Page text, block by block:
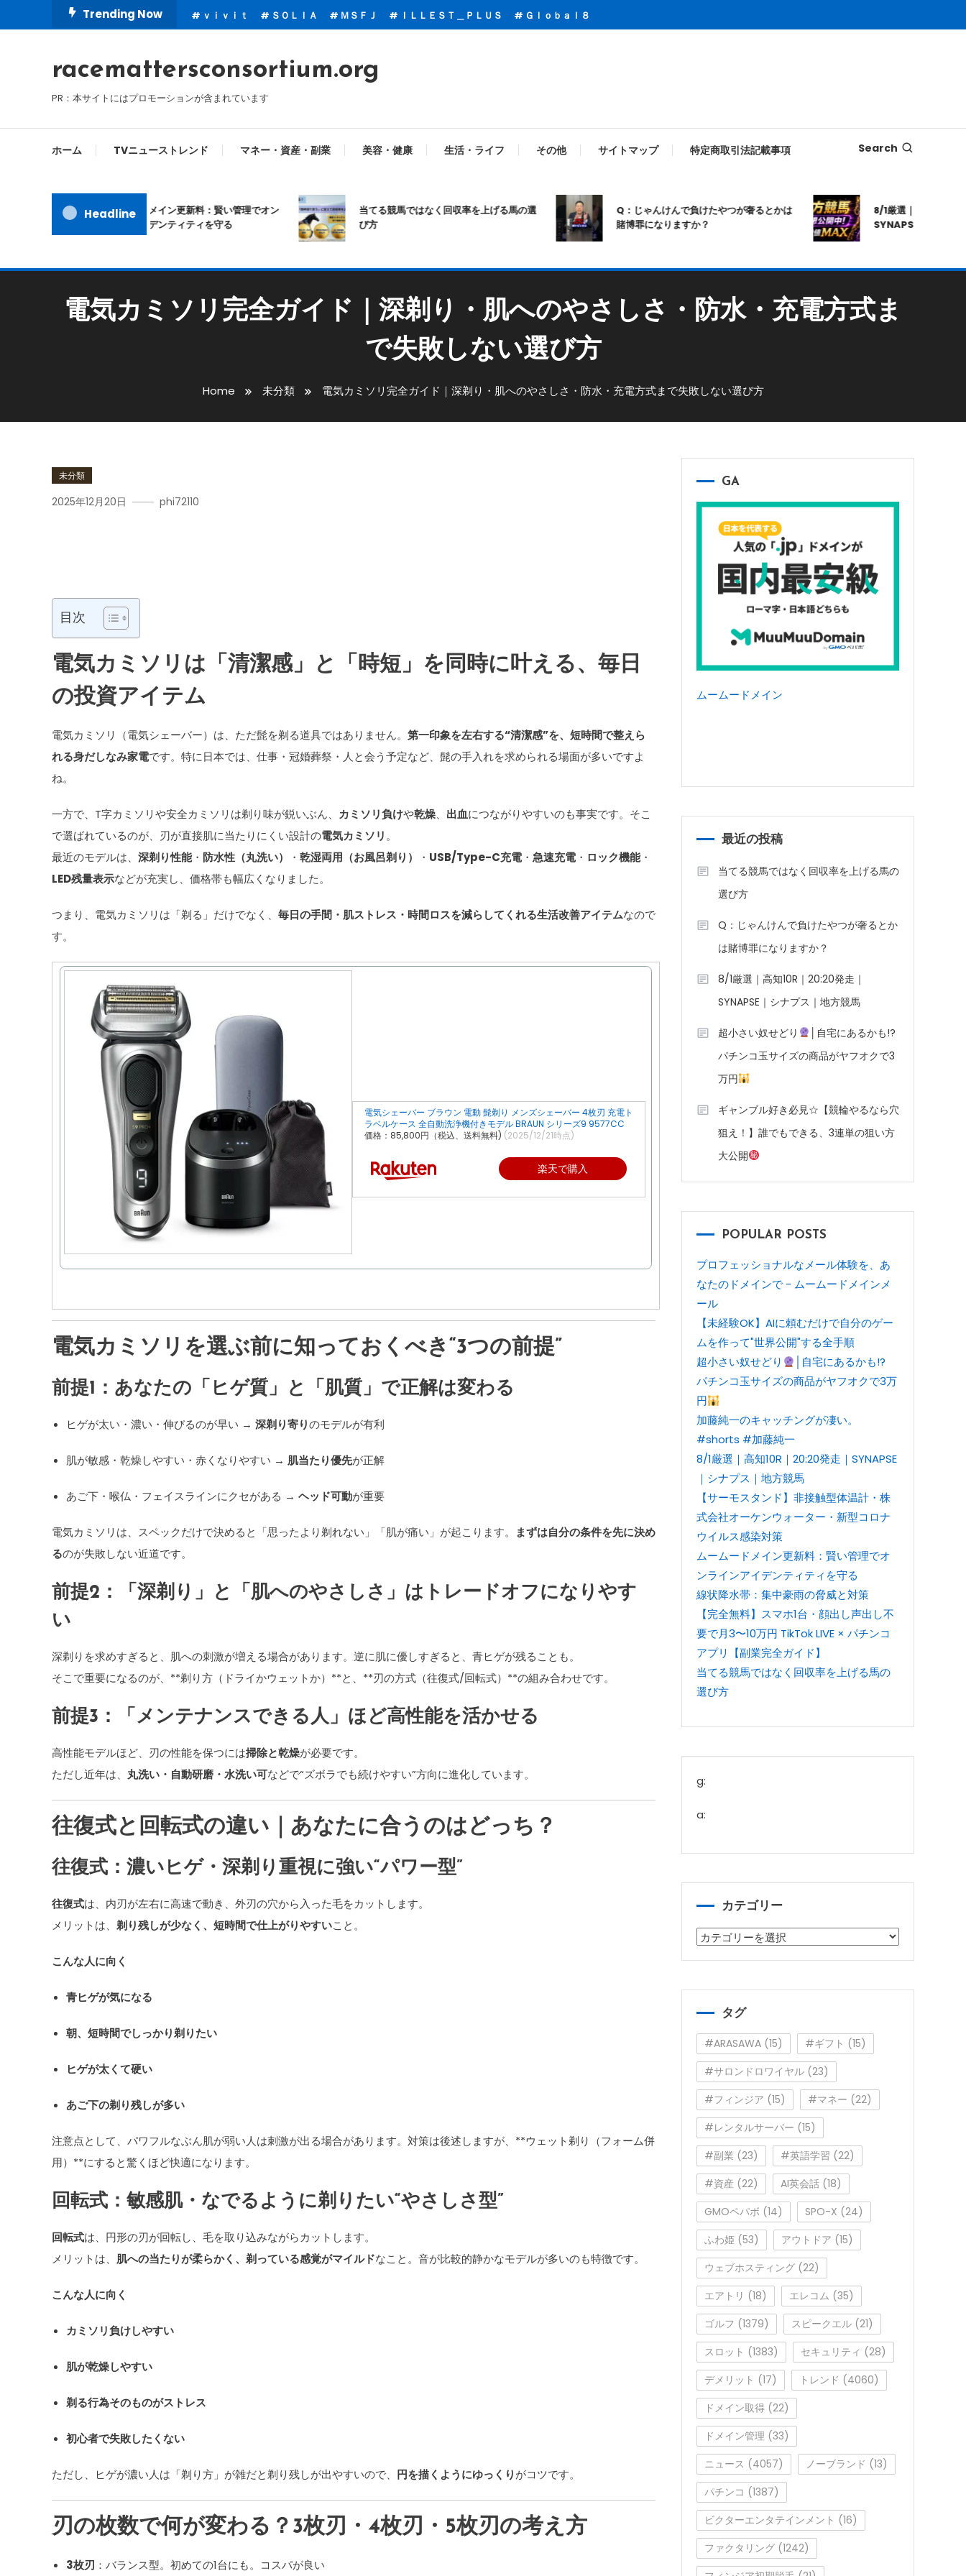
To
Trending Now ｖｉｖｉｔ ＳＯＬＩＡ ＭＳＦＪ ＩＬＬＥＳＴ＿ＰＬＵＳ Ｇｌｏｂａｌ８
racemattersconsortium.org
PR：本サイトにはプロモーションが含まれています
ホーム TVニューストレンド マネー・資産・副業 美容・健康 生活・ライフ その他 サイトマップ 特定商取引法記載事項 Search
Headline
ムームードメイン更新料：賢い管理でオン
ラインアイデンティティを守る
当てる競馬ではなく回収率を上げる馬の選
び方
Q：じゃんけんで負けたやつが奢るとかは
賭博罪になりますか？
8/1厳選｜高知10R｜20:20
SYNAPSE｜シナプス｜地
電気カミソリ完全ガイド｜深剃り・肌へのやさしさ・防水・充電方式ま
で失敗しない選び方
Home 未分類 電気カミソリ完全ガイド｜深剃り・肌へのやさしさ・防水・充電方式まで失敗しない選び方
未分類
2025年12月20日 phi72110
目次
電気カミソリは「清潔感」と「時短」を同時に叶える、毎日
の投資アイテム
電気カミソリ（電気シェーバー）は、ただ髭を剃る道具ではありません。 第一印象を左右する“清潔感”を、短時間で整えら
れる身だしなみ家電です。特に日本では、仕事・冠婚葬祭・人と会う予定など、髭の手入れを求められる場面が多いですよ
ね。
一方で、T字カミソリや安全カミソリは剃り味が鋭いぶん、 カミソリ負けや乾燥、 出血につながりやすいのも事実です。そこ
で選ばれているのが、刃が直接肌に当たりにくい設計の電気カミソリ。
最近のモデルは、 深剃り性能・ 防水性（丸洗い） ・ 乾湿両用（お風呂剃り） ・ USB/Type-C充電 ・ 急速充電 ・ ロック機能・
LED残量表示などが充実し、価格帯も幅広くなりました。
つまり、電気カミソリは「剃る」だけでなく、 毎日の手間・肌ストレス・時間ロスを減らしてくれる生活改善アイテムなので
す。
電気シェーバー ブラウン 電動 髭剃り メンズシェーバー 4枚刃 充電ト
ラベルケース 全自動洗浄機付きモデル BRAUN シリーズ9 9577CC
価格：85,800円（税込、送料無料) (2025/12/21時点)
楽天で購入
電気カミソリを選ぶ前に知っておくべき“3つの前提”
前提1：あなたの「ヒゲ質」と「肌質」で正解は変わる
ヒゲが太い・濃い・伸びるのが早い → 深剃り寄りのモデルが有利
肌が敏感・乾燥しやすい・赤くなりやすい → 肌当たり優先が正解
あご下・喉仏・フェイスラインにクセがある → ヘッド可動が重要
電気カミソリは、スペックだけで決めると「思ったより剃れない」「肌が痛い」が起こります。
まずは自分の条件を先に決め
るのが失敗しない近道です。
前提2：「深剃り」と「肌へのやさしさ」はトレードオフになりやす
い
深剃りを求めすぎると、肌への刺激が増える場合があります。逆に肌に優しすぎると、青ヒゲが残ることも。
そこで重要になるのが、**剃り方（ドライかウェットか）**と、**刃の方式（往復式/回転式）**の組み合わせです。
前提3：「メンテナンスできる人」ほど高性能を活かせる
高性能モデルほど、刃の性能を保つには掃除と乾燥が必要です。
ただし近年は、 丸洗い・自動研磨・水洗い可などで“ズボラでも続けやすい”方向に進化しています。
往復式と回転式の違い｜あなたに合うのはどっち？
往復式：濃いヒゲ・深剃り重視に強い“パワー型”
往復式は、内刃が左右に高速で動き、外刃の穴から入った毛をカットします。
メリットは、 剃り残しが少なく、短時間で仕上がりやすいこと。
こんな人に向く
青ヒゲが気になる
朝、短時間でしっかり剃りたい
ヒゲが太くて硬い
あご下の剃り残しが多い
注意点として、パワフルなぶん肌が弱い人は刺激が出る場合があります。対策は後述しますが、**ウェット剃り（フォーム併
用）**にすると驚くほど快適になります。
回転式：敏感肌・なでるように剃りたい“やさしさ型”
回転式は、円形の刃が回転し、毛を取り込みながらカットします。
メリットは、 肌への当たりが柔らかく、剃っている感覚がマイルドなこと。音が比較的静かなモデルが多いのも特徴です。
こんな人に向く
カミソリ負けしやすい
肌が乾燥しやすい
剃る行為そのものがストレス
初心者で失敗したくない
ただし、ヒゲが濃い人は「剃り方」が雑だと剃り残しが出やすいので、 円を描くようにゆっくりがコツです。
刃の枚数で何が変わる？3枚刃・4枚刃・5枚刃の考え方
3枚刃 ：バランス型。初めての1台にも。コスパが良い
GA
ムームードメイン
最近の投稿
当てる競馬ではなく回収率を上げる馬の
選び方
Q：じゃんけんで負けたやつが奢るとか
は賭博罪になりますか？
8/1厳選｜高知10R｜20:20発走｜
SYNAPSE｜シナプス｜地方競馬
超小さい奴せどり
│自宅にあるかも!?
パチンコ玉サイズの商品がヤフオクで3
万円
ギャンブル好き必見☆【競輪やるなら穴
狙え！】誰でもできる、3連単の狙い方
大公開
POPULAR POSTS
プロフェッショナルなメール体験を、あ
なたのドメインで - ムームードメインメ
ール
【未経験OK】AIに頼むだけで自分のゲー
ムを作って"世界公開"する全手順
超小さい奴せどり
│自宅にあるかも!?
パチンコ玉サイズの商品がヤフオクで3万
円
加藤純一のキャッチングが凄い。
#shorts #加藤純一
8/1厳選｜高知10R｜20:20発走｜SYNAPSE
｜シナプス｜地方競馬
【サーモスタンド】非接触型体温計・株
式会社オーケンウォーター・新型コロナ
ウイルス感染対策
ムームードメイン更新料：賢い管理でオ
ンラインアイデンティティを守る
線状降水帯：集中豪雨の脅威と対策
【完全無料】スマホ1台・顔出し声出し不
要で月3〜10万円 TikTok LIVE × パチンコ
アプリ【副業完全ガイド】
当てる競馬ではなく回収率を上げる馬の
選び方
g:
a:
カテゴリー
カ
リ
ー
タグ
#ARASAWA (15) #ギフト (15)
#サロンドロワイヤル (23)
#フィンジア (15) #マネー (22)
#レンタルサーバー (15)
#副業 (23) #英語学習 (22)
#資産 (22) AI英会話 (18)
GMOペパボ (14) SPO-X (24)
ふわ姫 (53) アウトドア (15)
ウェブホスティング (22)
エアトリ (18) エレコム (35)
ゴルフ (1379) スピークエル (21)
スロット (1383) セキュリティ (28)
デメリット (17) トレンド (4060)
ドメイン取得 (22)
ドメイン管理 (33)
ニュース (4057) ノーブランド (13)
パチンコ (1387)
ビクターエンタテインメント (16)
ファクタリング (1242)